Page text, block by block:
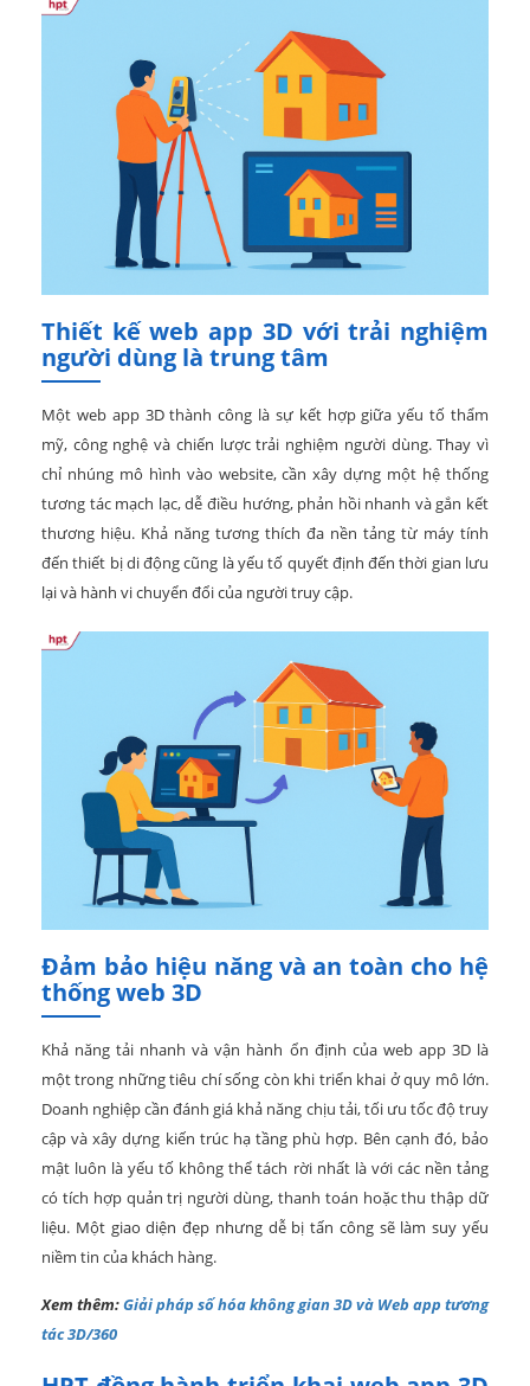
Thiết kế web app 3D với trải nghiệm
người dùng là trung tâm
Một web app 3D thành công là sự kết hợp giữa yếu tố thẩm
mỹ, công nghệ và chiến lược trải nghiệm người dùng. Thay vì
chỉ nhúng mô hình vào website, cần xây dựng một hệ thống
tương tác mạch lạc, dễ điều hướng, phản hồi nhanh và gắn kết
thương hiệu. Khả năng tương thích đa nền tảng từ máy tính
đến thiết bị di động cũng là yếu tố quyết định đến thời gian lưu
lại và hành vi chuyển đổi của người truy cập.
Đảm bảo hiệu năng và an toàn cho hệ
thống web 3D
Khả năng tải nhanh và vận hành ổn định của web app 3D là
một trong những tiêu chí sống còn khi triển khai ở quy mô lớn.
Doanh nghiệp cần đánh giá khả năng chịu tải, tối ưu tốc độ truy
cập và xây dựng kiến trúc hạ tầng phù hợp. Bên cạnh đó, bảo
mật luôn là yếu tố không thể tách rời nhất là với các nền tảng
có tích hợp quản trị người dùng, thanh toán hoặc thu thập dữ
liệu. Một giao diện đẹp nhưng dễ bị tấn công sẽ làm suy yếu
niềm tin của khách hàng.
Xem thêm:Giải pháp số hóa không gian 3D và Web app tương
tác 3D/360